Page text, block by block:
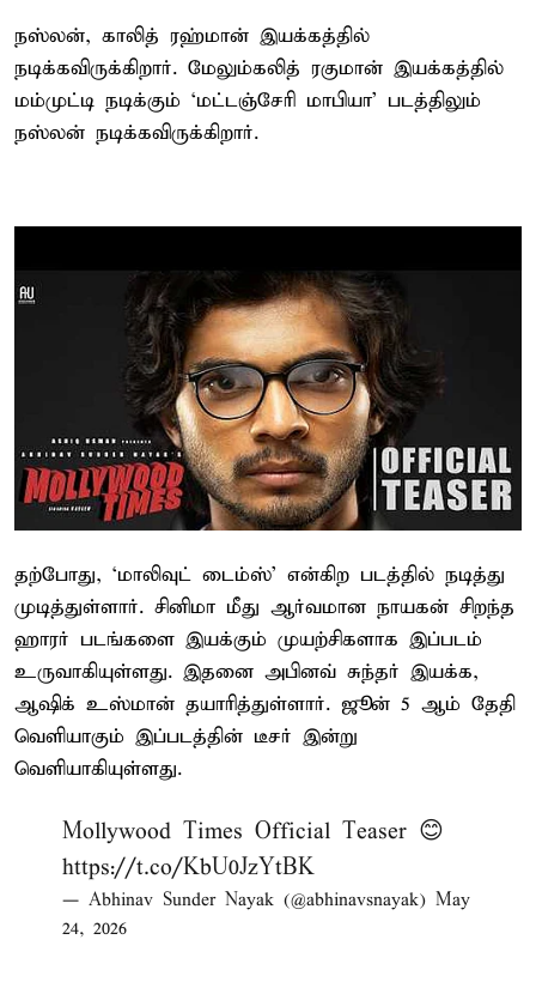
நஸ்லன், காலித் ரஹ்மான் இயக்கத்தில்
நடிக்கவிருக்கிறார். மேலும்கலித் ரகுமான் இயக்கத்தில்
மம்முட்டி நடிக்கும் ‘மட்டஞ்சேரி மாபியா’ படத்திலும்
நஸ்லன் நடிக்கவிருக்கிறார்.
தற்போது, ‘மாலிவுட் டைம்ஸ்' என்கிற படத்தில் நடித்து
முடித்துள்ளார். சினிமா மீது ஆர்வமான நாயகன் சிறந்த
ஹாரர் படங்களை இயக்கும் முயற்சிகளாக இப்படம்
உருவாகியுள்ளது. இதனை அபினவ் சுந்தர் இயக்க,
ஆஷிக் உஸ்மான் தயாரித்துள்ளார். ஜூன் 5 ஆம் தேதி
வெளியாகும் இப்படத்தின் டீசர் இன்று
வெளியாகியுள்ளது.
Mollywood Times Official Teaser 😊
https://t.co/KbU0JzYtBK
— Abhinav Sunder Nayak (@abhinavsnayak) May
24, 2026